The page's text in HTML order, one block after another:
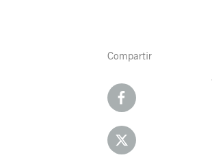
Compartir